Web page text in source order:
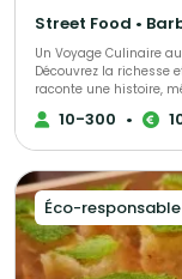
Un Voyage Culinaire
Découvrez la richesse
raconte une histoire,
qu’un simple
tisser des liens
dans le monde
des événements
à cœur.
10-300 •
Éco-responsable